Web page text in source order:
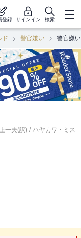
登録 サインイン 検索
ド 警官嫌い 警官嫌い
一夫(訳) / ハヤカワ・ミス